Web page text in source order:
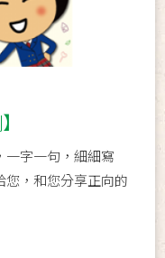
一字一句，細細寫
您，和您分享正向的